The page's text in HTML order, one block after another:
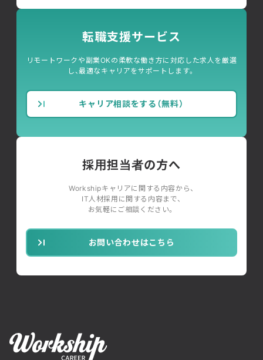
転職支援サービス
リモートワークや副業OKの柔軟な働き方に対応した求人を厳選
し、最適なキャリアをサポートします。
キャリア相談をする（無料）
採用担当者の方へ
Workshipキャリアに関する内容から、
IT人材採用に関する内容まで、
お気軽にご相談ください。
お問い合わせはこちら